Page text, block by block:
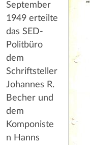
September
1949 erteilte
das SED-
Politbüro
dem
Schriftsteller
Johannes R.
Becher und
dem
Komponiste
n Hanns